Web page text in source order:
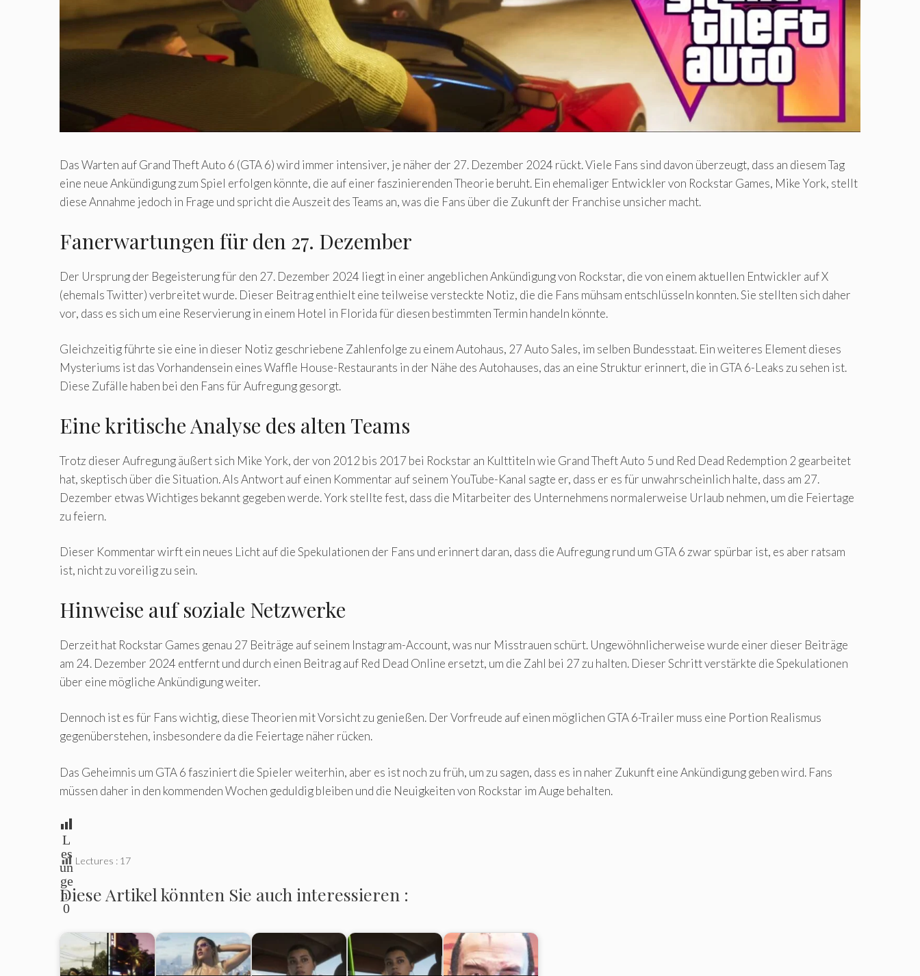
Das Warten auf Grand Theft Auto 6 (GTA 6) wird immer intensiver, je näher der 27. Dezember 2024 rückt. Viele Fans sind davon überzeugt, dass an diesem Tag
eine neue Ankündigung zum Spiel erfolgen könnte, die auf einer faszinierenden Theorie beruht. Ein ehemaliger Entwickler von Rockstar Games, Mike York, stellt
diese Annahme jedoch in Frage und spricht die Auszeit des Teams an, was die Fans über die Zukunft der Franchise unsicher macht.
Fanerwartungen für den 27. Dezember
Der Ursprung der Begeisterung für den 27. Dezember 2024 liegt in einer angeblichen Ankündigung von Rockstar, die von einem aktuellen Entwickler auf X
(ehemals Twitter) verbreitet wurde. Dieser Beitrag enthielt eine teilweise versteckte Notiz, die die Fans mühsam entschlüsseln konnten. Sie stellten sich daher
vor, dass es sich um eine Reservierung in einem Hotel in Florida für diesen bestimmten Termin handeln könnte.
Gleichzeitig führte sie eine in dieser Notiz geschriebene Zahlenfolge zu einem Autohaus, 27 Auto Sales, im selben Bundesstaat. Ein weiteres Element dieses
Mysteriums ist das Vorhandensein eines Waffle House-Restaurants in der Nähe des Autohauses, das an eine Struktur erinnert, die in GTA 6-Leaks zu sehen ist.
Diese Zufälle haben bei den Fans für Aufregung gesorgt.
Eine kritische Analyse des alten Teams
Trotz dieser Aufregung äußert sich Mike York, der von 2012 bis 2017 bei Rockstar an Kulttiteln wie Grand Theft Auto 5 und Red Dead Redemption 2 gearbeitet
hat, skeptisch über die Situation. Als Antwort auf einen Kommentar auf seinem YouTube-Kanal sagte er, dass er es für unwahrscheinlich halte, dass am 27.
Dezember etwas Wichtiges bekannt gegeben werde. York stellte fest, dass die Mitarbeiter des Unternehmens normalerweise Urlaub nehmen, um die Feiertage
zu feiern.
Dieser Kommentar wirft ein neues Licht auf die Spekulationen der Fans und erinnert daran, dass die Aufregung rund um GTA 6 zwar spürbar ist, es aber ratsam
ist, nicht zu voreilig zu sein.
Hinweise auf soziale Netzwerke
Derzeit hat Rockstar Games genau 27 Beiträge auf seinem Instagram-Account, was nur Misstrauen schürt. Ungewöhnlicherweise wurde einer dieser Beiträge
am 24. Dezember 2024 entfernt und durch einen Beitrag auf Red Dead Online ersetzt, um die Zahl bei 27 zu halten. Dieser Schritt verstärkte die Spekulationen
über eine mögliche Ankündigung weiter.
Dennoch ist es für Fans wichtig, diese Theorien mit Vorsicht zu genießen. Der Vorfreude auf einen möglichen GTA 6-Trailer muss eine Portion Realismus
gegenüberstehen, insbesondere da die Feiertage näher rücken.
Das Geheimnis um GTA 6 fasziniert die Spieler weiterhin, aber es ist noch zu früh, um zu sagen, dass es in naher Zukunft eine Ankündigung geben wird. Fans
müssen daher in den kommenden Wochen geduldig bleiben und die Neuigkeiten von Rockstar im Auge behalten.
L
es
un
ge
n:
0
Lectures : 17
Diese Artikel könnten Sie auch interessieren :